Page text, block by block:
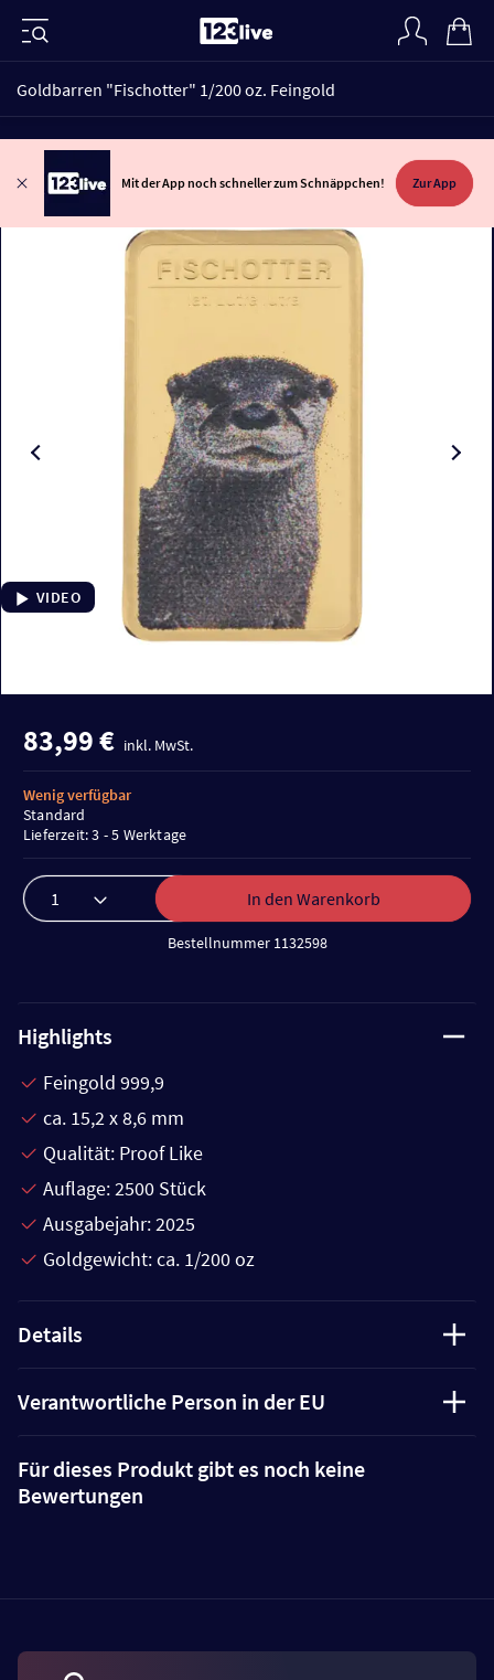
Goldbarren "Fischotter" 1/200 oz. Feingold
Mit der App noch schneller zum Schnäppchen! Zur App
VIDEO
83,99 € inkl. MwSt.
In den Warenkorb
Bestellnummer 1132598
Wenig verfügbar
Standard
Lieferzeit: 3 - 5 Werktage
Highlights
Feingold 999,9
ca. 15,2 x 8,6 mm
Qualität: Proof Like
Auflage: 2500 Stück
Ausgabejahr: 2025
Goldgewicht: ca. 1/200 oz
Details
Verantwortliche Person in der EU
Für dieses Produkt gibt es noch keine
Bewertungen